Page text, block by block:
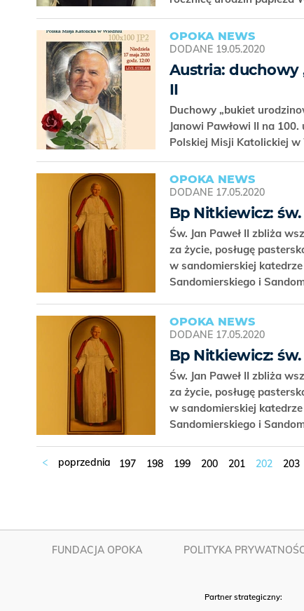
OPOKA NEWS
DODANE 19.05.2020
Austria: duchowy
II
Duchowy „bukiet
Janowi Pawłowi II na
Polskiej Misji Katolickiej
OPOKA NEWS
DODANE 17.05.2020
Bp Nitkiewicz:
Św. Jan Paweł II zbliża
za życie, posługę
w sandomierskiej
Sandomierskiego i
OPOKA NEWS
DODANE 17.05.2020
Bp Nitkiewicz:
Św. Jan Paweł II zbliża
za życie, posługę
w sandomierskiej
Sandomierskiego i
197 198 199 200 201 202 203
FUNDACJA OPOKA POLITYKA
Partner strategiczny: